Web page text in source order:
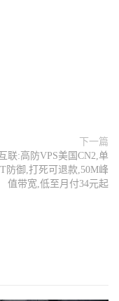
下一篇
联:高防VPS美国CN2,单
防御,打死可退款,50M峰
值带宽,低至月付34元起